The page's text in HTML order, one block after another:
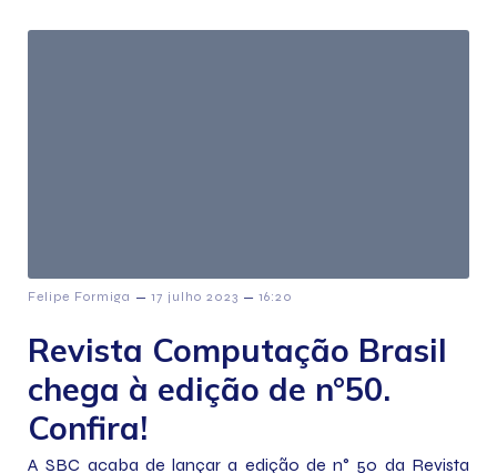
Felipe Formiga – 17 julho 2023 – 16:20
Revista Computação Brasil
chega à edição de n°50.
Confira!
A SBC acaba de lançar a edição de n° 50 da Revista